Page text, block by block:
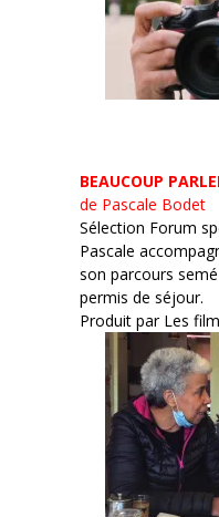
BEAUCOUP
de Pascale Bodet
Sélection Forum
Pascale
son parcours
permis de séjour.
Produit par Les